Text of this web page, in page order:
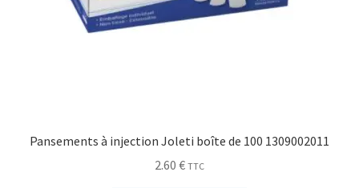
Pansements à injection Joleti boîte de 100 1309002011
2.60 € TTC